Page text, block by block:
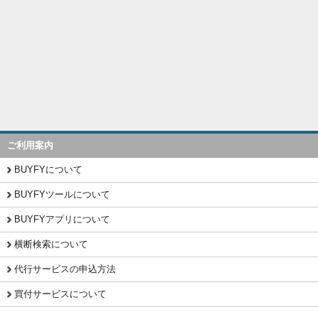
ご利用案内
BUYFYについて
BUYFYツールについて
BUYFYアプリについて
横断検索について
代行サービスの申込方法
買付サービスについて